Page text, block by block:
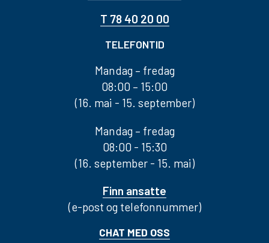
T 78 40 20 00
TELEFONTID
Mandag – fredag
08:00 – 15:00
(16. mai - 15. september)
Mandag – fredag
08:00 - 15:30
(16. september - 15. mai)
Finn ansatte
(e-post og telefonnummer)
CHAT MED OSS